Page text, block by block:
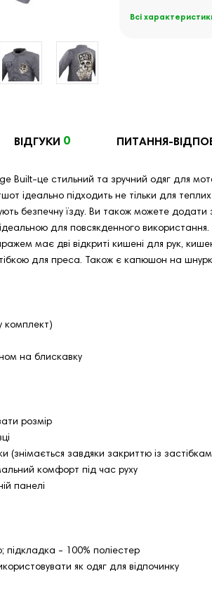
Всі
ВІДГУКИ 0 ПИТАННЯ-
Built-це стильний та зручний одяг для
ідеально підходить не тільки для
безпечну їзду. Ви також можете
для повсякденного використання.
має дві відкриті кишені для рук,
для преса. Також є капюшон на
комплект)
на блискавку
розмір
завдяки закриттю із
комфорт під час руху
панелі
підкладка - 100% поліестер
як одяг для відпочинку